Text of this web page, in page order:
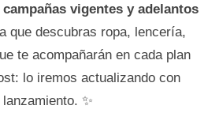
vigentes y adelantos
que descubras ropa, lencería,
te acompañarán en cada plan
lo iremos actualizando con
✨